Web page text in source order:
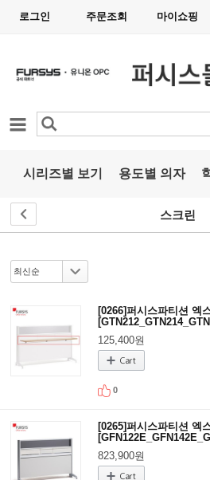
로그인 주문조회 마이쇼핑
카테고리
시리즈별 보기 용도별 의자
스크린
[0266]퍼시스파티션 엑
125,400원
0
[0265]퍼시스파티션 엑
823,900원